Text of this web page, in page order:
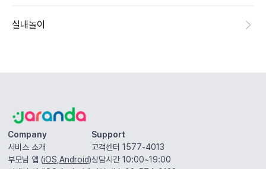
실내놀이
Company
서비스 소개
부모님 앱 (iOS,Android)
Support
고객센터 1577-4013
상담시간 10:00~19:00